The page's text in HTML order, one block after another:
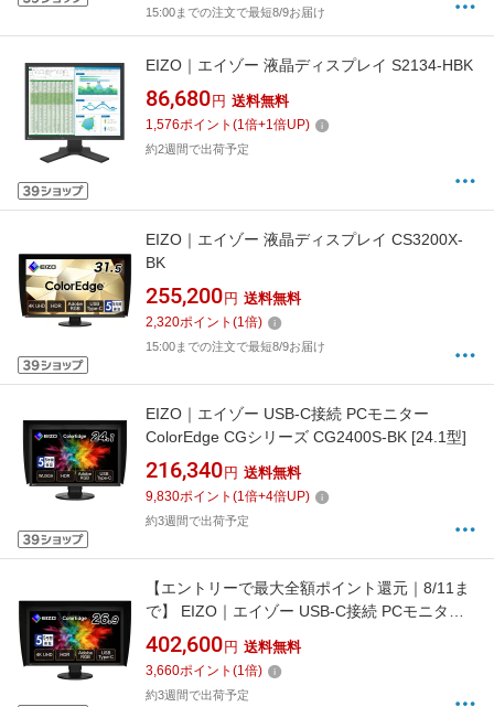
15:00までの注文で最短8/9お届け
EIZO｜エイゾー 液晶ディスプレイ S2134-HBK
86,680 円 送料無料
1,576ポイント (1倍+1倍UP)
約2週間で出荷予定
EIZO｜エイゾー 液晶ディスプレイ CS3200X-
BK
255,200 円 送料無料
2,320ポイント (1倍)
15:00までの注文で最短8/9お届け
EIZO｜エイゾー USB-C接続 PCモニター
ColorEdge CGシリーズ CG2400S-BK [24.1型]
216,340 円 送料無料
9,830ポイント (1倍+4倍UP)
約3週間で出荷予定
【エントリーで最大全額ポイント還元｜8/11ま
で】 EIZO｜エイゾー USB-C接続 PCモニター
ColorEdge CGシリーズ CG2700X-BK [26.9型]
402,600 円 送料無料
3,660ポイント (1倍)
約3週間で出荷予定